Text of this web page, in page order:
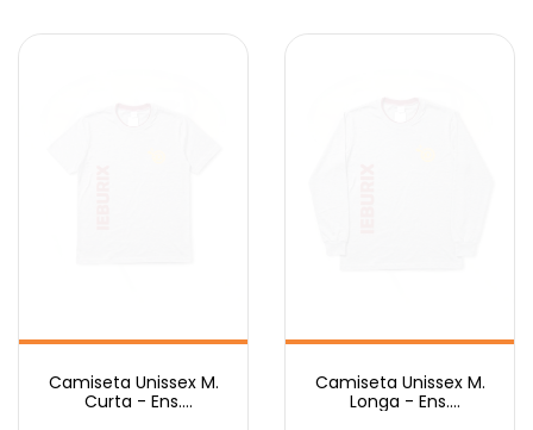
Camiseta Unissex M.
Curta - Ens.
Camiseta Unissex M.
Longa - Ens.